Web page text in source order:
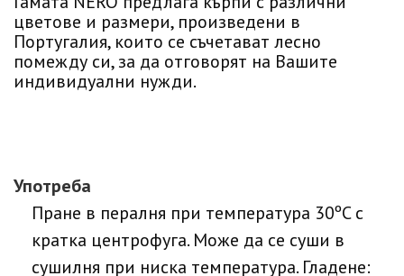
цветове и размери, произведени в
Португалия, които се съчетават лесно
помежду си, за да отговорят на Вашите
индивидуални нужди.
Употреба
Пране в пералня при температура 30ºC с
кратка центрофуга. Може да се суши в
сушилня при ниска температура. Гладене: